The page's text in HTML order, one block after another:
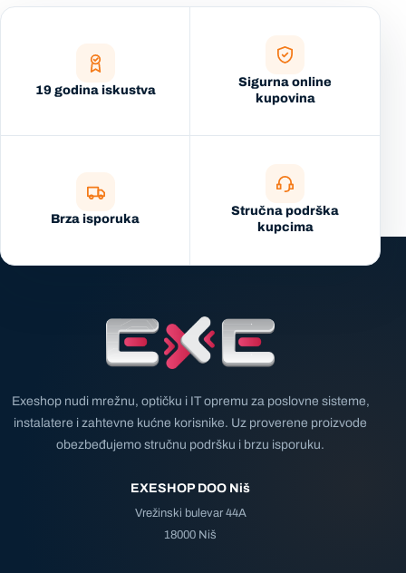
19 godina iskustva
Sigurna online
kupovina
Brza isporuka
Stručna podrška
kupcima
Exeshop nudi mrežnu, optičku i IT opremu za poslovne sisteme,
instalatere i zahtevne kućne korisnike. Uz proverene proizvode
obezbeđujemo stručnu podršku i brzu isporuku.
EXESHOP DOO Niš
Vrežinski bulevar 44A
18000 Niš